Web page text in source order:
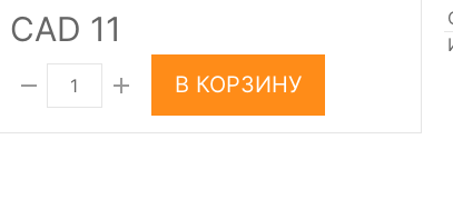
CAD 11
В КОРЗИНУ